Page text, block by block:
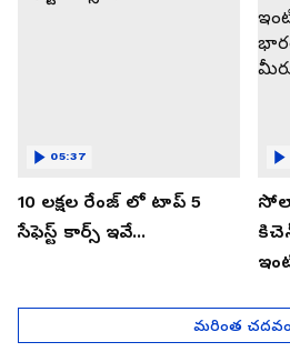
10 లక్షల రేంజ్ లో టాప్ 5
సేఫెస్ట్ కార్స్ ఇవే...
05:37
మరింత